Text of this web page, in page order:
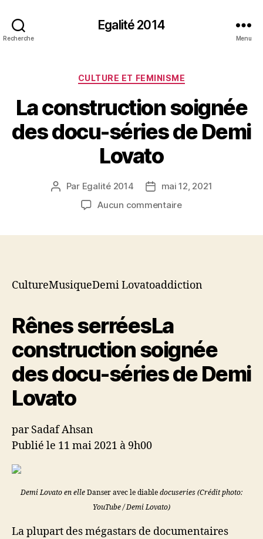
Recherche
Egalité 2014
Menu
Catégories
CULTURE ET FEMINISME
La construction soignée
des docu-séries de Demi
Lovato
Auteur
l’article
Par Egalité 2014
Datemai 12, 2021
Aucun commentairesur
séries
CultureMusiqueDemi Lovatoaddiction
Rênes serréesLa
construction soignée
des docu-séries de Demi
Lovato
par Sadaf Ahsan
Publié le 11 mai 2021 à 9h00
Demi Lovato en elle Danser avec le diable docuseries (Crédit photo:
YouTube / Demi Lovato)
La plupart des mégastars de documentaires